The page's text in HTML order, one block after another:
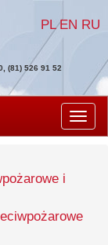
PL EN RU
(81) 526 91 52
i